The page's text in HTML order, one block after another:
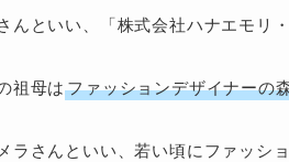
んといい、「株式会社ハナエモリ
祖母はファッションデザイナーの
ラさんといい、若い頃にファッシ